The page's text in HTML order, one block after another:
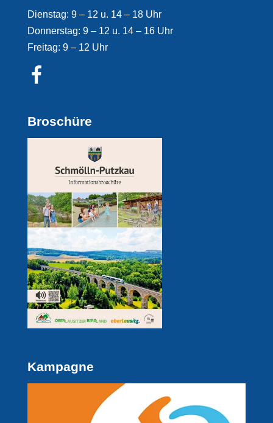
Dienstag: 9 – 12 u. 14 – 18 Uhr
Donnerstag: 9 – 12 u. 14 – 16 Uhr
Freitag: 9 – 12 Uhr
Broschüre
Kampagne